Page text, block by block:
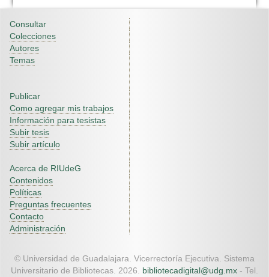
Consultar
Colecciones
Autores
Temas
Publicar
Como agregar mis trabajos
Información para tesistas
Subir tesis
Subir artículo
Acerca de RIUdeG
Contenidos
Políticas
Preguntas frecuentes
Contacto
Administración
© Universidad de Guadalajara. Vicerrectoría Ejecutiva. Sistema
Universitario de Bibliotecas. 2026. bibliotecadigital@udg.mx - Tel.